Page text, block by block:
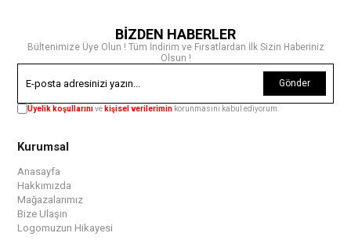
BİZDEN HABERLER
Bültenimize Üye Olun ! Tüm İndirim ve Fırsatlardan İlk Sizin Haberiniz
Olsun !
Gönder
Üyelik koşullarınıve kişisel verilerimin korunmasını kabul ediyorum.
Kurumsal
Anasayfa
Hakkımızda
Mağazalarımız
Bize Ulaşın
Logomuzun Hikayesi